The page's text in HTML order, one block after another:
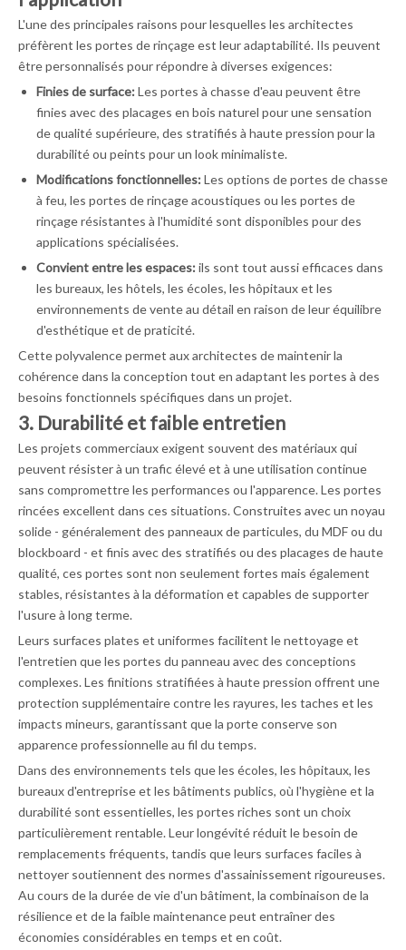
L'une des principales raisons pour lesquelles les architectes
préfèrent les portes de rinçage est leur adaptabilité. Ils peuvent
être personnalisés pour répondre à diverses exigences:
Finies de surface:Les portes à chasse d'eau peuvent être
finies avec des placages en bois naturel pour une sensation
de qualité supérieure, des stratifiés à haute pression pour la
durabilité ou peints pour un look minimaliste.
Modifications fonctionnelles:Les options de portes de chasse
à feu, les portes de rinçage acoustiques ou les portes de
rinçage résistantes à l'humidité sont disponibles pour des
applications spécialisées.
Convient entre les espaces:ils sont tout aussi efficaces dans
les bureaux, les hôtels, les écoles, les hôpitaux et les
environnements de vente au détail en raison de leur équilibre
d'esthétique et de praticité.
Cette polyvalence permet aux architectes de maintenir la
cohérence dans la conception tout en adaptant les portes à des
besoins fonctionnels spécifiques dans un projet.
3. Durabilité et faible entretien
Les projets commerciaux exigent souvent des matériaux qui
peuvent résister à un trafic élevé et à une utilisation continue
sans compromettre les performances ou l'apparence. Les portes
rincées excellent dans ces situations. Construites avec un noyau
solide - généralement des panneaux de particules, du MDF ou du
blockboard - et finis avec des stratifiés ou des placages de haute
qualité, ces portes sont non seulement fortes mais également
stables, résistantes à la déformation et capables de supporter
l'usure à long terme.
Leurs surfaces plates et uniformes facilitent le nettoyage et
l'entretien que les portes du panneau avec des conceptions
complexes. Les finitions stratifiées à haute pression offrent une
protection supplémentaire contre les rayures, les taches et les
impacts mineurs, garantissant que la porte conserve son
apparence professionnelle au fil du temps.
Dans des environnements tels que les écoles, les hôpitaux, les
bureaux d'entreprise et les bâtiments publics, où l'hygiène et la
durabilité sont essentielles, les portes riches sont un choix
particulièrement rentable. Leur longévité réduit le besoin de
remplacements fréquents, tandis que leurs surfaces faciles à
nettoyer soutiennent des normes d'assainissement rigoureuses.
Au cours de la durée de vie d'un bâtiment, la combinaison de la
résilience et de la faible maintenance peut entraîner des
économies considérables en temps et en coût.